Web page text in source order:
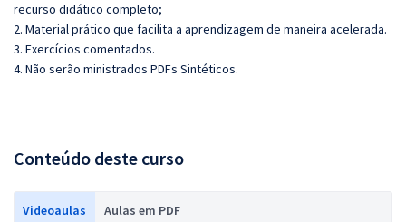
recurso didático completo;
2. Material prático que facilita a aprendizagem de maneira acelerada.
3. Exercícios comentados.
4. Não serão ministrados PDFs Sintéticos.
Conteúdo deste curso
Videoaulas Aulas em PDF